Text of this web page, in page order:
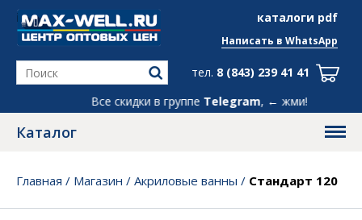
каталоги pdf
info@max-well.ru
Все скидки в группеTelegram, ← жми!
Написать в WhatsApp
тел. 8 (843) 239 41 41
Каталог
Главная / Магазин / Акриловые ванны / Стандарт 120